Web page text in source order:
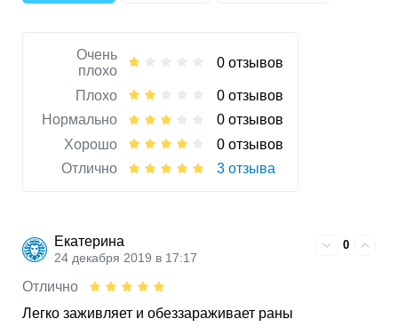
Очень
плохо
0 отзывов
Плохо
0 отзывов
Нормально
0 отзывов
Хорошо
0 отзывов
Отлично
3 отзыва
Екатерина
24 декабря 2019 в 17:17
0
Отлично
Легко заживляет и обеззараживает раны